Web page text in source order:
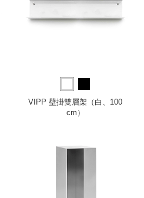
VIPP 壁掛雙層架（白、100
cm）